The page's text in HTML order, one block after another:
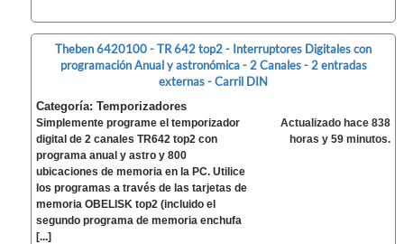
Theben 6420100 - TR 642 top2 - Interruptores Digitales con
programación Anual y astronómica - 2 Canales - 2 entradas
externas - Carril DIN
Categoría: Temporizadores
Simplemente programe el temporizador
digital de 2 canales TR642 top2 con
programa anual y astro y 800
ubicaciones de memoria en la PC. Utilice
los programas a través de las tarjetas de
memoria OBELISK top2 (incluido el
segundo programa de memoria enchufa
[...]
Actualizado hace 838
horas y 59 minutos.